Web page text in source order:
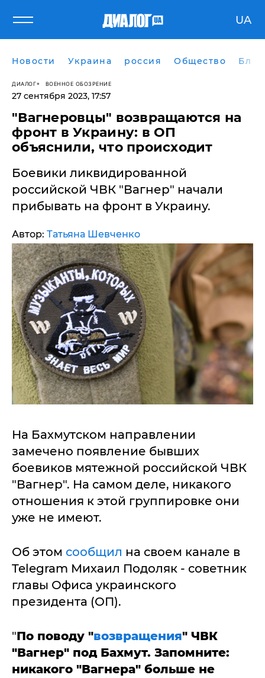
UA
Новости Украина россия Общество
ДИАЛОГ ВОЕННОЕ ОБОЗРЕНИЕ
27 сентября 2023, 17:57
"Вагнеровцы" возвращаются на
фронт в Украину: в ОП
объяснили, что происходит
Боевики ликвидированной
российской ЧВК "Вагнер" начали
прибывать на фронт в Украину.
Автор: Татьяна Шевченко
На Бахмутском направлении
замечено появление бывших
боевиков мятежной российской ЧВК
"Вагнер". На самом деле, никакого
отношения к этой группировке они
уже не имеют.
Об этом сообщил на своем канале в
Telegram Михаил Подоляк - советник
главы Офиса украинского
президента (ОП).
"По поводу "возвращения" ЧВК
"Вагнер" под Бахмут. Запомните:
никакого "Вагнера" больше не